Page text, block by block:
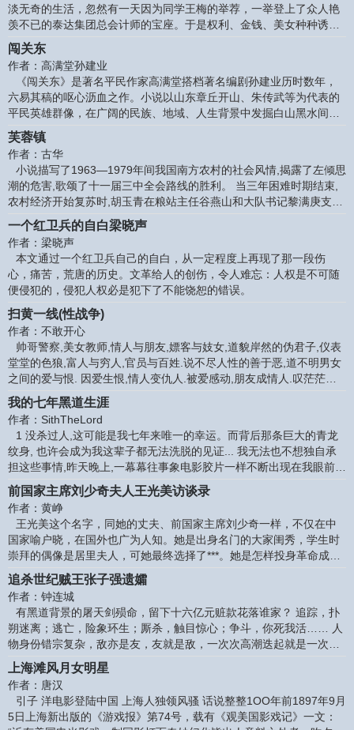
淡无奇的生活，忽然有一天因为同学王梅的举荐，一举登上了众人艳
羡不已的泰达集团总会计师的宝座。于是权利、金钱、美女种种诱惑
都接踵而来；各种利益争夺的漩涡，也把他裹夹其中…… 小说贴近现
实，发掘出了许多当今还处于社会转型期过程中的各个层面的问题，
具有强烈的警世意义。在某种意义上，这部小说可视为一部涉及官
闯关东
作者：高满堂孙建业
《闯关东》是著名平民作家高满堂搭档著名编剧孙建业历时数年，
六易其稿的呕心沥血之作。小说以山东章丘开山、朱传武等为代表的
平民英雄群像，在广阔的民族、地域、人生背景中发掘白山黑水间血
染的民族英魂，笔底舒卷风云之色，洋溢着关东寥廓而雄健的气息，
那从苍茫悲郁的土地上蒸腾而出的阳刚之美力透纸背。 作者简介 高满
堂，大连电视台国家一级编剧。著名平民作家。创作电视连续局46部
（500余集）。代表作有：《家有九凤》《错爱》《大工匠》《闯关
东》《闯关东Ⅱ》等，曾获“飞天奖”、“金鹰奖”、“全国五个一工程
奖”等16项。《闯关
芙蓉镇
作者：古华
小说描写了1963—1979年间我国南方农村的社会风情,揭露了左倾思
潮的危害,歌颂了十一届三中全会路线的胜利。 当三年困难时期结束,
农村经济开始复苏时,胡玉青在粮站主任谷燕山和大队书记黎满庚支持
下,在镇上摆起了米豆腐摊子,生意兴
一个红卫兵的自白梁晓声
作者：梁晓声
本文通过一个红卫兵自己的自白，从一定程度上再现了那一段伤
心，痛苦，荒唐的历史。文革给人的创伤，令人难忘：人权是不可随
便侵犯的，侵犯人权必是犯下了不能饶恕的错误。
扫黄一线(性战争)
作者：不敢开心
帅哥警察,美女教师,情人与朋友,嫖客与妓女,道貌岸然的伪君子,仪表
堂堂的色狼,富人与穷人,官员与百姓.说不尽人性的善于恶,道不明男女
之间的爱与恨. 因爱生恨,情人变仇人.被爱感动,朋友成情人.叹茫茫人
世间,谁是我的至爱?问悠悠大地,谁主宰了我的命运? 世事如梦,转瞬沧
海桑田,欲海沉浮,真情来去如风.
我的七年黑道生涯
作者：SithTheLord
1 没杀过人,这可能是我七年来唯一的幸运。而背后那条巨大的青龙
纹身, 也许会成为我这辈子都无法洗脱的见证... 我无法也不想独自承
担这些事情,昨天晚上,一幕幕往事象电影胶片一样不断出现在我眼前。
虽然我告诉自己: 离开了,我已经永远离开那个地方,那些可恶的兄弟,还
有有时象天堂,有时又如同地狱一般的社团了. 七年前的某天下午, 我还
只是个小混混, 在宝山淞滨路附近转悠, 那天上午我和三个朋友去了吴
淞四中,把一个家伙从教室里揪到厕所,狠狠给了几巴掌,并打断了他的
鼻粱骨。 原因是他敲诈了同校的一个同学三十块钱,
前国家主席刘少奇夫人王光美访谈录
作者：黄峥
王光美这个名字，同她的丈夫、前国家主席刘少奇一样，不仅在中
国家喻户晓，在国外也广为人知。她是出身名门的大家闺秀，学生时
崇拜的偶像是居里夫人，可她最终选择了***。她是怎样投身革命成为
***人的？她怎么会同刘少奇相识相恋到结婚？她伴随刘少奇经历了哪
些峥嵘岁月、风雨路程？众说纷纭的所谓“桃园经验”、“智擒王光美”等
等真相如何？“ 文革”中她经受了什么样的不堪遭遇？王光美本人为您
一一道来。
追杀世纪贼王张子强遗孀
作者：钟连城
有黑道背景的屠天剑殒命，留下十六亿元赃款花落谁家？ 追踪，扑
朔迷离；逃亡，险象环生；厮杀，触目惊心；争斗，你死我活…… 人
物身份错宗复杂，敌亦是友，友就是敌，一次次高潮迭起就是一次次
精彩较量！
上海滩风月女明星
作者：唐汉
引子 洋电影登陆中国 上海人独领风骚 话说整整1OO年前1897年9月
5日上海新出版的《游戏报》第74号，载有《观美国影戏记》一文：